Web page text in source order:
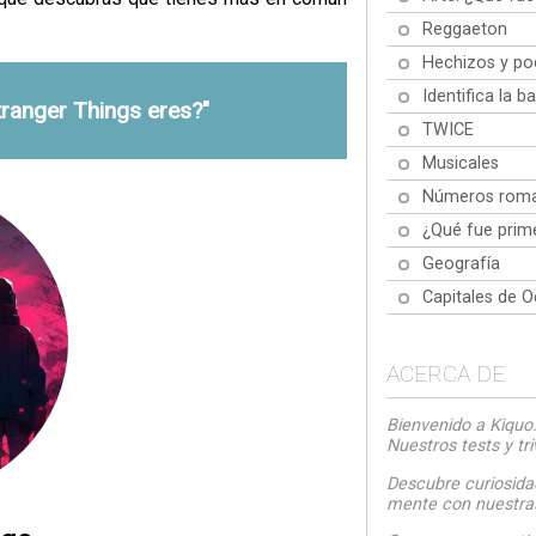
Things eres?"
Reggaeton
Hechizos y
Identifica la
TWICE
Musicales
Números
¿Qué fue
Geografía
Capitales de
ACERCA DE
Bienvenido a
Nuestros tests y
Descubre
mente con